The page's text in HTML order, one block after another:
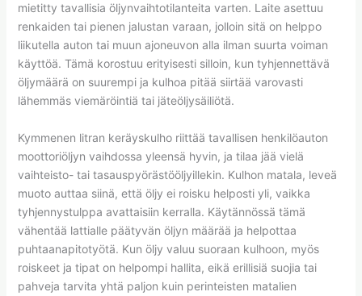
mietitty tavallisia öljynvaihtotilanteita varten. Laite asettuu
renkaiden tai pienen jalustan varaan, jolloin sitä on helppo
liikutella auton tai muun ajoneuvon alla ilman suurta voiman
käyttöä. Tämä korostuu erityisesti silloin, kun tyhjennettävä
öljymäärä on suurempi ja kulhoa pitää siirtää varovasti
lähemmäs viemäröintiä tai jäteöljysäiliötä.
Kymmenen litran keräyskulho riittää tavallisen henkilöauton
moottoriöljyn vaihdossa yleensä hyvin, ja tilaa jää vielä
vaihteisto- tai tasauspyörästööljyillekin. Kulhon matala, leveä
muoto auttaa siinä, että öljy ei roisku helposti yli, vaikka
tyhjennystulppa avattaisiin kerralla. Käytännössä tämä
vähentää lattialle päätyvän öljyn määrää ja helpottaa
puhtaanapitotyötä. Kun öljy valuu suoraan kulhoon, myös
roiskeet ja tipat on helpompi hallita, eikä erillisiä suojia tai
pahveja tarvita yhtä paljon kuin perinteisten matalien